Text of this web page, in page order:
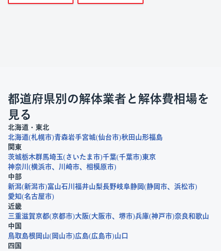
都道府県別の解体業者と解体費相場を
見る
北海道・東北
北海道 札幌市 青森岩手宮城 仙台市 秋田 山形福島
関東
茨城栃木群馬埼玉 さいたま市 千葉 千葉市 東京
神奈川
横浜市 川崎市
相模原市
中部
新潟 新潟市 富山石川 福井山梨長野岐阜静岡 静岡市
浜松市
愛知 名古屋市
近畿
三重滋賀京都 京都市 大阪 大阪市 堺市 兵庫 神戸市 奈良和歌山
中国
鳥取 島根 岡山 岡山市 広島 広島市 山口
四国